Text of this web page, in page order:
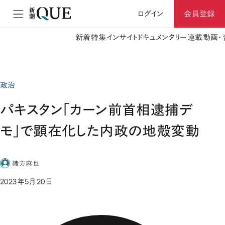
ログイン 会員登録
新着特集 インサイト ドキュメンタリー 連載動画
政治
パキスタン「カーン前首相逮捕デ
モ」で顕在化した内政の地殻変動
緒方麻也
2023年5月20日